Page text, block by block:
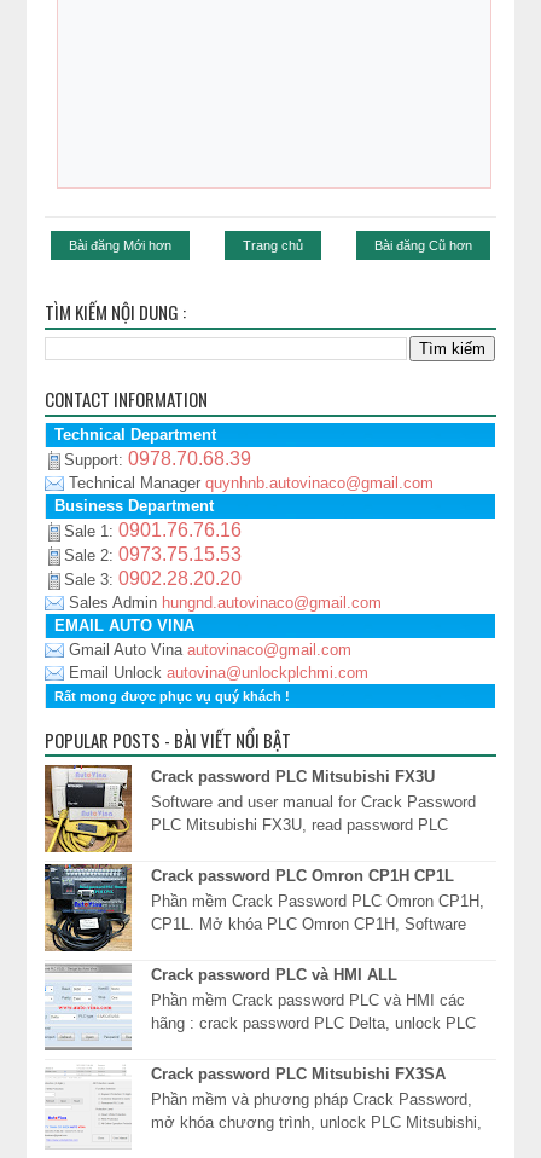
Bài đăng Mới hơn Bài đăng Cũ hơn
Trang chủ
TÌM KIẾM NỘI DUNG :
CONTACT INFORMATION
Technical Department
Support:0978.70.68.39
Technical Managerquynhnb.autovinaco@gmail.com
Business Department
Sale 1:0901.76.76.16
Sale 2:0973.75.15.53
Sale 3:0902.28.20.20
Sales Admin hungnd.autovinaco@gmail.com
EMAIL AUTO VINA
Gmail Auto Vinaautovinaco@gmail.com
Email Unlockautovina@unlockplchmi.com
Rất mong được phục vụ quý khách !
POPULAR POSTS - BÀI VIẾT NỔI BẬT
Crack password PLC Mitsubishi FX3U
Software and user manual for Crack Password
PLC Mitsubishi FX3U, read password PLC
khẩu PLC Mits...
Crack password PLC Omron CP1H CP1L
Phần mềm Crack Password PLC Omron CP1H,
CP1L. Mở khóa PLC Omron CP1H, Software
khẩu PLC Omron CP1*...
Crack password PLC và HMI ALL
Phần mềm Crack password PLC và HMI các
hãng : crack password PLC Delta, unlock PLC
mật khẩu P...
Crack password PLC Mitsubishi FX3SA
Phần mềm và phương pháp Crack Password,
mở khóa chương trình, unlock PLC Mitsubishi,